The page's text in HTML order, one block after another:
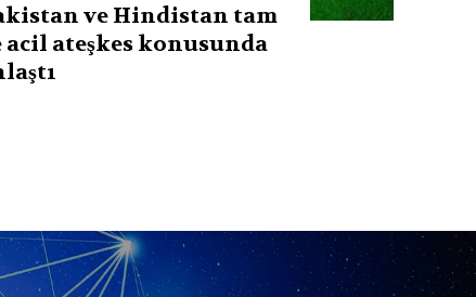
ve Hindistan tam
acil ateşkes konusunda